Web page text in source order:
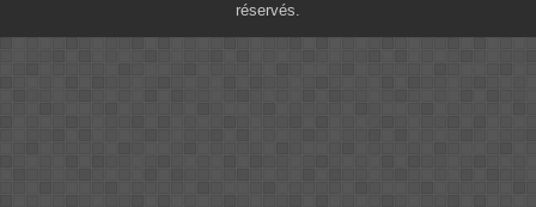
réservés.